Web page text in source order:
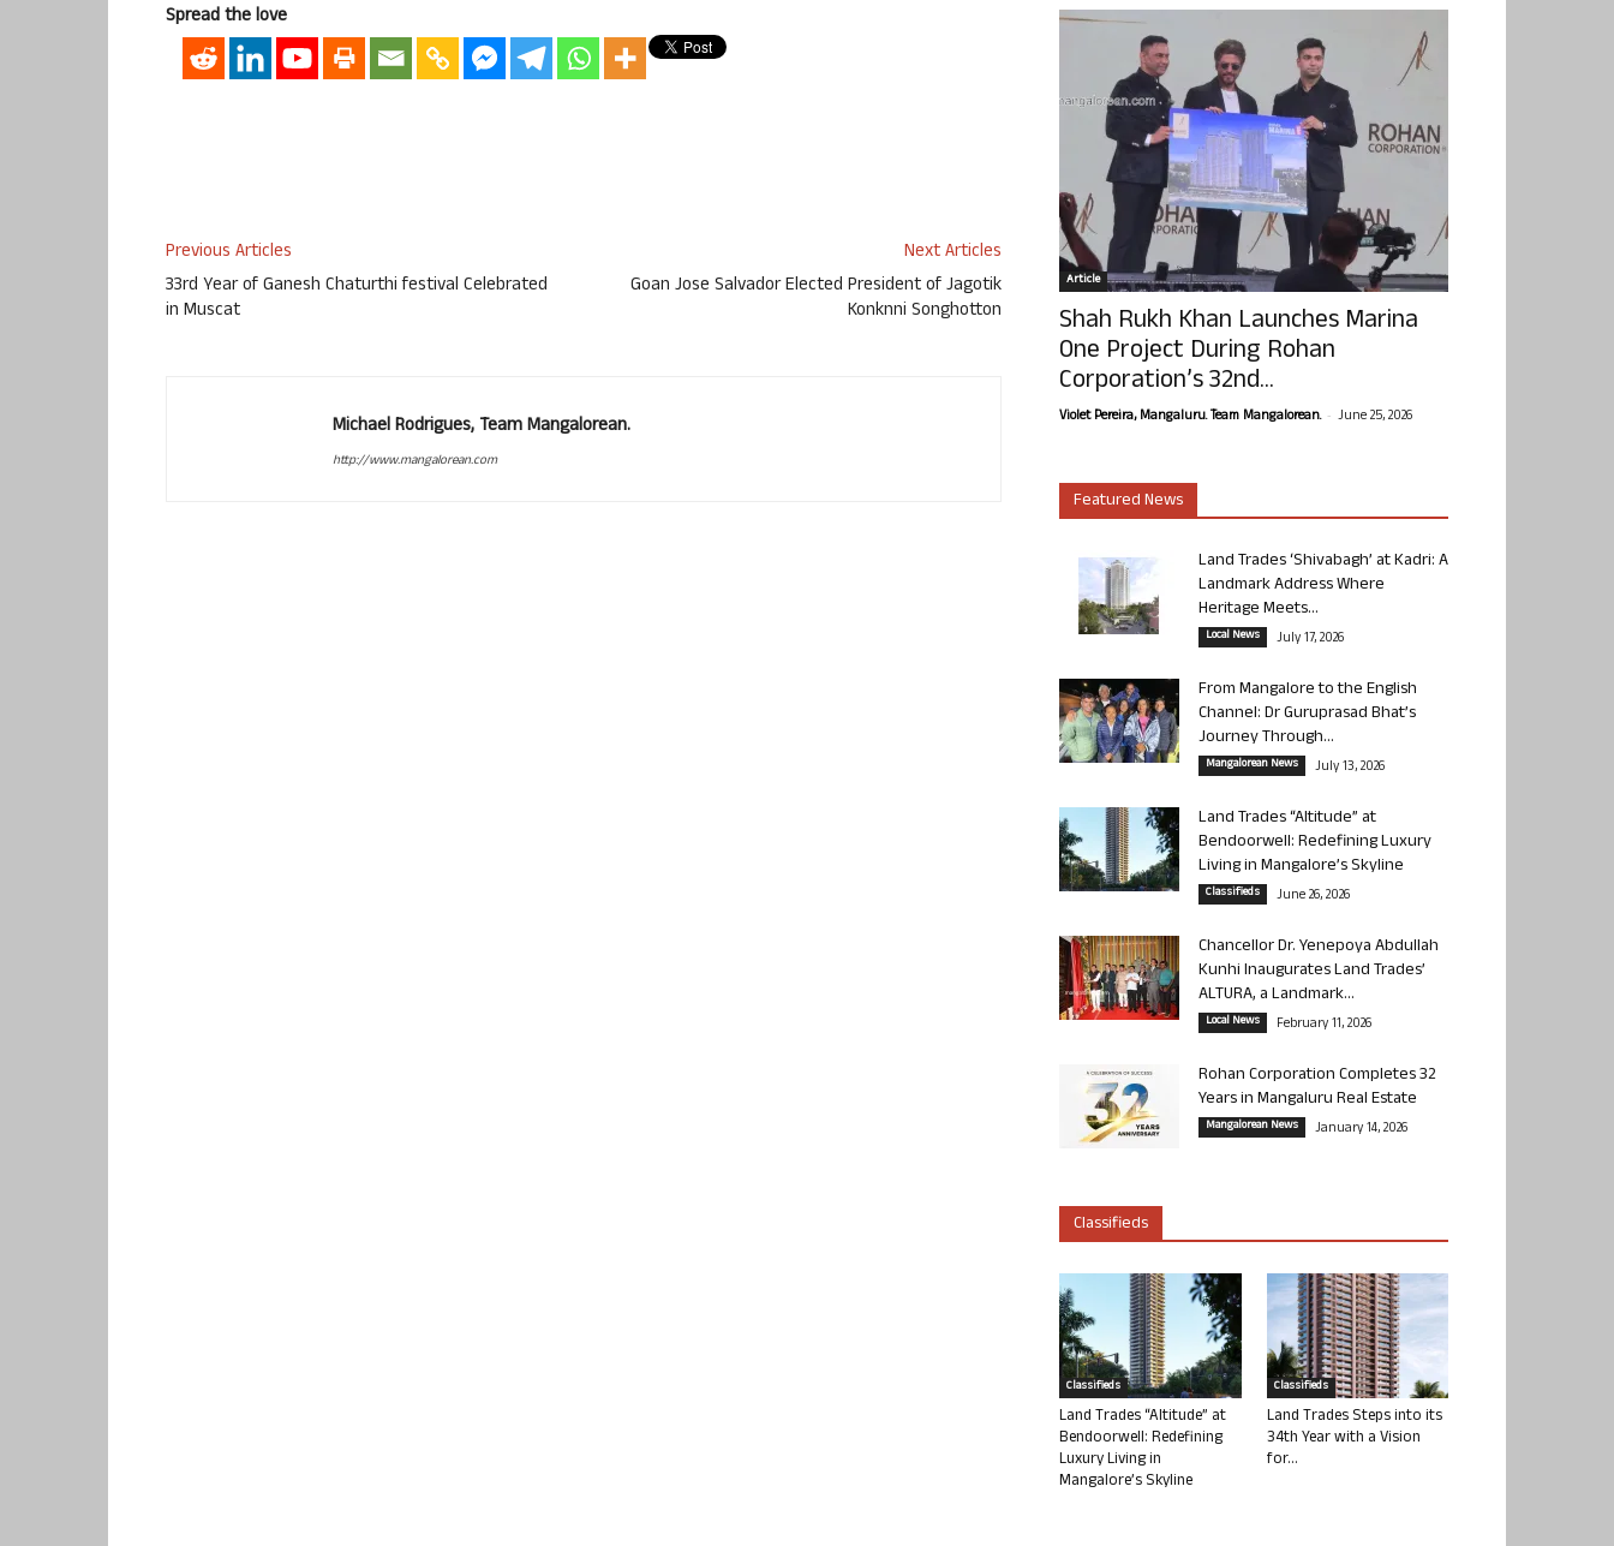
Spread the love
Previous Articles
33rd Year of Ganesh Chaturthi festival Celebrated
in Muscat
Next Articles
Goan Jose Salvador Elected President of Jagotik
Konknni Songhotton
Michael Rodrigues, Team Mangalorean.
http://www.mangalorean.com
Article
Shah Rukh Khan Launches Marina
One Project During Rohan
Corporation’s 32nd...
Violet Pereira, Mangaluru. Team Mangalorean. - June 25, 2026
Featured News
Land Trades ‘Shivabagh’ at Kadri: A
Landmark Address Where
Heritage Meets...
Local News July 17, 2026
From Mangalore to the English
Channel: Dr Guruprasad Bhat’s
Journey Through...
Mangalorean News July 13, 2026
Land Trades “Altitude” at
Bendoorwell: Redefining Luxury
Living in Mangalore’s Skyline
Classifieds June 26, 2026
Chancellor Dr. Yenepoya Abdullah
Kunhi Inaugurates Land Trades’
ALTURA, a Landmark...
Local News February 11, 2026
Rohan Corporation Completes 32
Years in Mangaluru Real Estate
Mangalorean News January 14, 2026
Classifieds
Classifieds
Land Trades “Altitude” at
Bendoorwell: Redefining
Luxury Living in
Mangalore’s Skyline
Classifieds
Land Trades Steps into its
34th Year with a Vision
for...